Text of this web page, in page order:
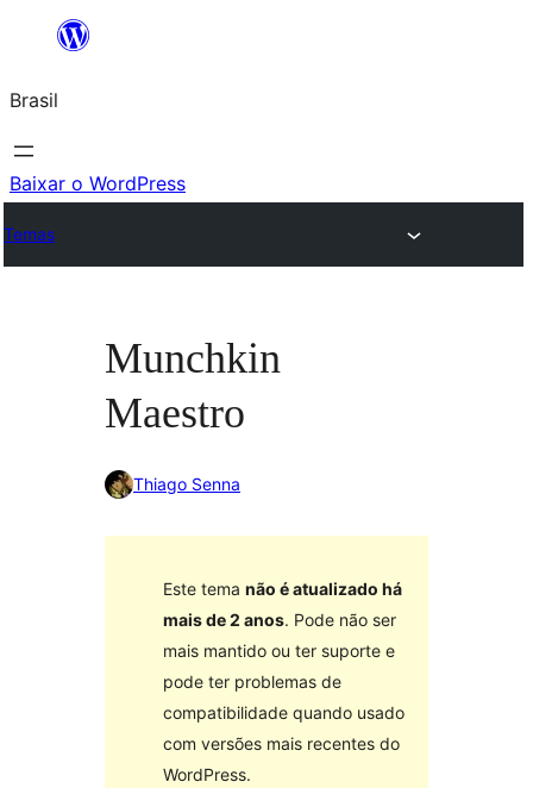
o
conteúdo
Brasil
Baixar o WordPress
Temas
Munchkin
Maestro
Thiago Senna
Este tema não é atualizado há
mais de 2 anos. Pode não ser
mais mantido ou ter suporte e
pode ter problemas de
compatibilidade quando usado
com versões mais recentes do
WordPress.